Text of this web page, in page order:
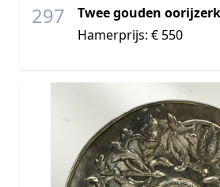
297
Twee gouden
Hamerprijs: € 550